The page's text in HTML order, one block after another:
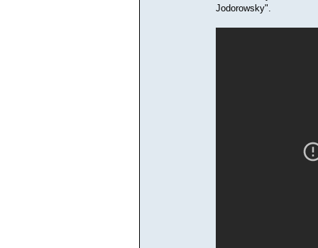
Jodorowsky".